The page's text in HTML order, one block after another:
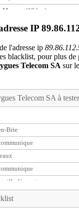
Meynac (10 km)
de-Bordeaux (14 km)
(16 km)
(12 km)
(12 km)
(7 km)
km)
IP
l'adresse ip
blacklist, pour plus de
Telecom SA sur
Telecom SA à tester
Brie
lès-metz